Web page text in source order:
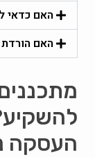
האם כדאי
האם הורדת
העסקה